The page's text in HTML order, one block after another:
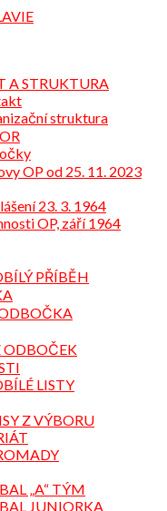
A STRUKTURA
struktura
OP od 25. 11. 2023
23. 3. 1964
OP, září 1964
PŘÍBĚH
ODBOČEK
LISTY
Z VÝBORU
„A“ TÝM
JUNIORKA